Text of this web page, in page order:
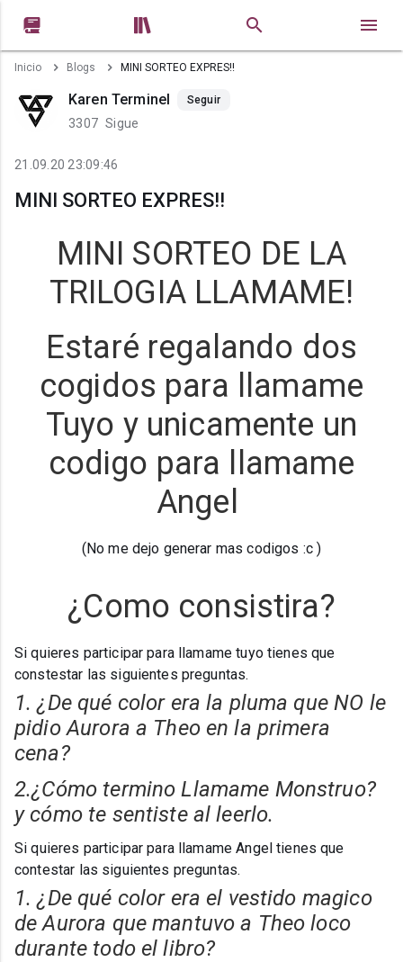
 
Inicio Blogs MINI SORTEO EXPRES!!
Karen Terminel Seguir
3307 Sigue
21.09.20 23:09:46
MINI SORTEO EXPRES!!
MINI SORTEO DE LA
TRILOGIA LLAMAME!
Estaré regalando dos
cogidos para llamame
Tuyo y unicamente un
codigo para llamame
Angel
(No me dejo generar mas codigos :c )
¿Como consistira?
Si quieres participar para llamame tuyo tienes que
constestar las siguientes preguntas.
1. ¿De qué color era la pluma que NO le
pidio Aurora a Theo en la primera
cena?
2.¿Cómo termino Llamame Monstruo?
y cómo te sentiste al leerlo.
Si quieres participar para llamame Angel tienes que
contestar las siguientes preguntas.
1. ¿De qué color era el vestido magico
de Aurora que mantuvo a Theo loco
durante todo el libro?